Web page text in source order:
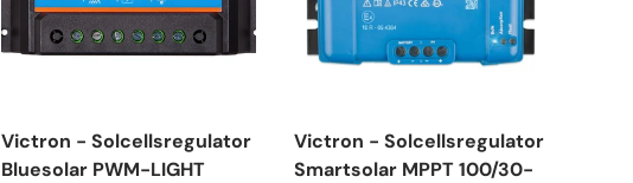
Victron - Solcellsregulator
Bluesolar PWM-LIGHT
Victron - Solcellsregulator
Smartsolar MPPT 100/30-